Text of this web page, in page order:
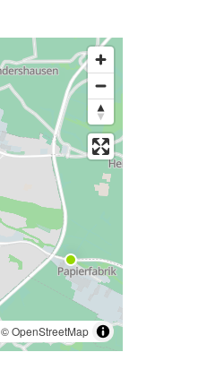
©OpenStreetMap